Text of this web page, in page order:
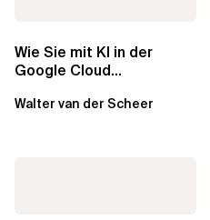
Wie Sie mit KI in der
Google Cloud
freisetzen
Walter van der Scheer